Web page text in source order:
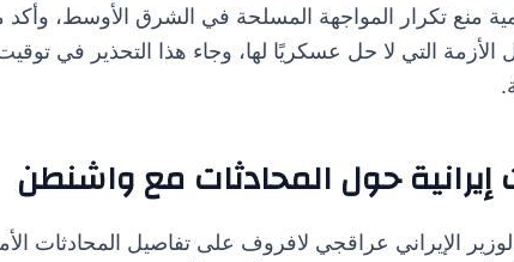
منع تكرار المواجهة المسلحة في الشرق الأوسط، وأكد
التي لا حل عسكريًا لها، وجاء هذا التحذير في
حول المحادثات مع واشنطن
الإيراني عراقجي لافروف على تفاصيل المحادثات